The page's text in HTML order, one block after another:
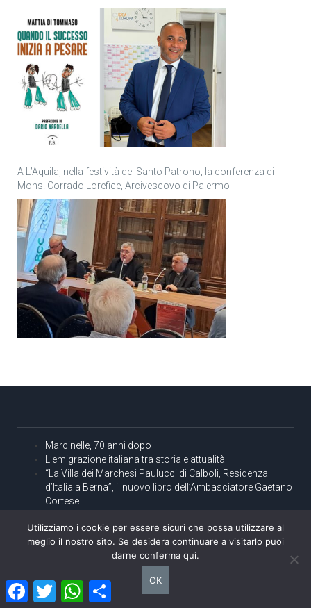
A L’Aquila, nella festività del Santo Patrono, la conferenza di
Mons. Corrado Lorefice, Arcivescovo di Palermo
Marcinelle, 70 anni dopo
L’emigrazione italiana tra storia e attualità
“La Villa dei Marchesi Paulucci di Calboli, Residenza
d’Italia a Berna”, il nuovo libro dell’Ambasciatore Gaetano
Cortese
Florence” di Marco Mariani, il libro sul “Cubo nero”
Perché la ricerca del “Bene comune” è essenziale per la
Felicità umana?
FacebookTwitter WhatsAppCondividi
Utilizziamo i cookie per essere sicuri che possa utilizzare al
meglio il nostro sito. Se desidera continuare a visitarlo puoi
darne conferma qui.
OK